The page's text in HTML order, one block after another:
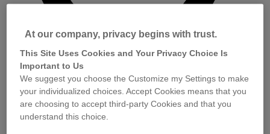
Search
Find
At our company, privacy begins with trust.
This Site Uses Cookies and Your Privacy Choice Is
Important to Us
We suggest you choose the Customize my Settings to make
your individualized choices. Accept Cookies means that you
are choosing to accept third-party Cookies and that you
understand this choice.